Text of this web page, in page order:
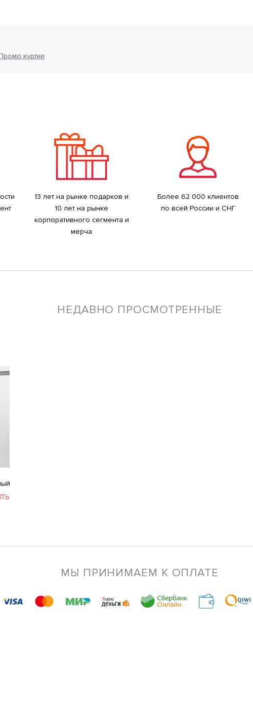
куртки
13 лет на рынке подарков и
10 лет на рынке
корпоративного сегмента и
мерча
Более 62 000 клиентов
по всей России и СНГ
НЕДАВНО ПРОСМОТРЕННЫЕ
МЫ ПРИНИМАЕМ К ОПЛАТЕ